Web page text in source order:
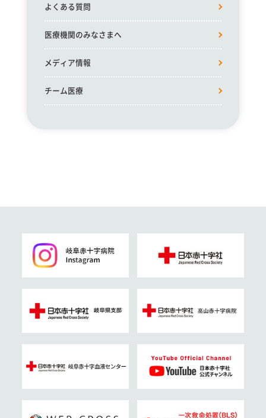
よくある質問
医療機関のみなさまへ
メディア情報
チーム医療